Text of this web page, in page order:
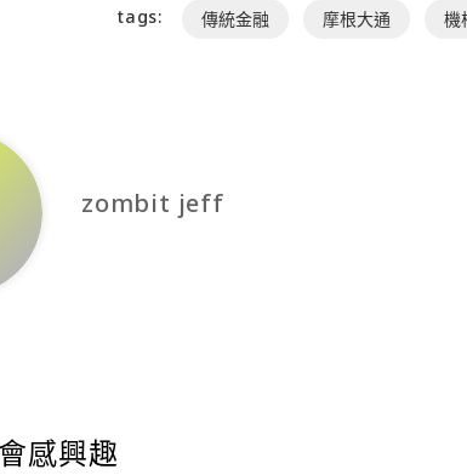
tags: 傳統金融 摩根大通 機
zombit jeff
感興趣